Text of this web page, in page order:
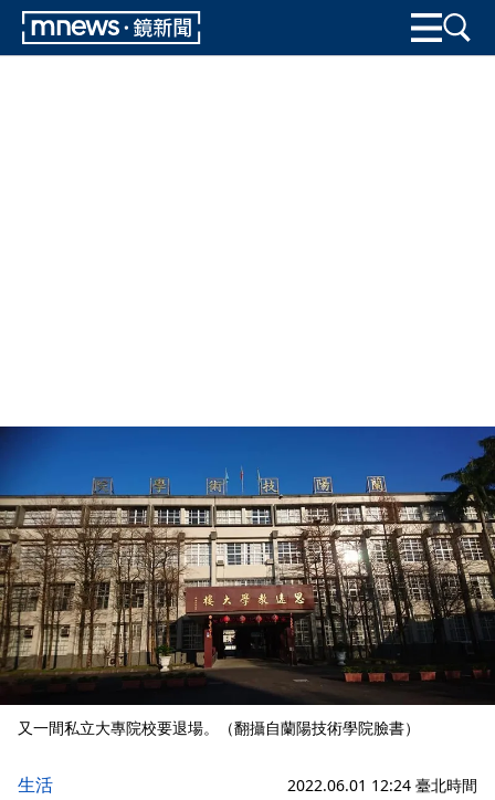
又一間私立大專院校要退場。（翻攝自蘭陽技術學院臉書）
生活 2022.06.01 12:24 臺北時間